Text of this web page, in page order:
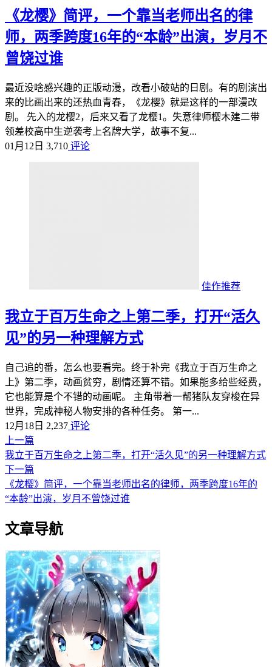
《龙樱》简评，一个靠当老师出名的律
师，两季跨度16年的“本龄”出演，岁月不
曾饶过谁
最近没啥感兴趣的正版动漫，改看小破站的日剧。有的剧演出
来的比画出来的还热血青春，《龙樱》就是这样的一部漫改
剧。 先入的龙樱2，后来又看了龙樱1。失意律师樱木建二带
领差校高中生逆袭考上名牌大学，故事不复...
01月12日 3,710 评论
佳作推荐
我立于百万生命之上第二季，打开“活久
见”的另一种理解方式
自己追的番，怎么也要看完。终于补完《我立于百万生命之
上》第二季，动画贫穷，剧情还算不错。如果能多给些经费，
它也能算是个不错的动画呢。 主角带着一帮猪队友穿梭在异
世界，完成神秘人物安排的各种任务。 第一...
12月18日 2,237 评论
上一篇
我立于百万生命之上第二季，打开“活久见”的另一种理解方式
下一篇
《龙樱》简评，一个靠当老师出名的律师，两季跨度16年的
“本龄”出演，岁月不曾饶过谁
文章导航